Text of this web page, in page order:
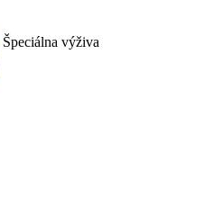
Špeciálna výživa